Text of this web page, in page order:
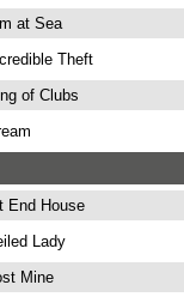
at Sea
Theft
of Clubs
End House
Lady
Mine